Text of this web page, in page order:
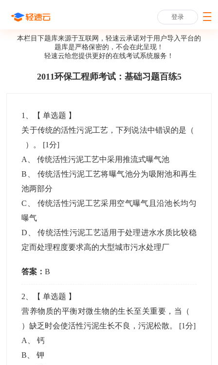
登录
本栏目下题库来源于互联网，轻速云承诺对于用户导入平台的
题库是严格保密的，不会在此呈现！
轻速云给您提供更好的在线考试系统服务！
2011环保工程师考试：基础习题百练5
1 、【单选题 】
关于传统的活性污泥工艺，下列说法中错误的是（
）。 [1分]
A
、传统活性污泥工艺中采用推流式曝气池
B
传统活性污泥工艺将曝气池分为吸附池和再生
池两部分
C
传统活性污泥工艺采用空气曝气且沿池长均匀
曝气
D 、传统活性污泥工艺适用于处理进水水质比较稳
定而处理程度要求高的大型城市污水处理厂
答案：B
2 、【单选题 】
营养物质的平衡对微生物的生长至关重要，当（
）缺乏时会使活性污泥生长不良，污泥松散。 [1分]
A
、钙
B 、钾